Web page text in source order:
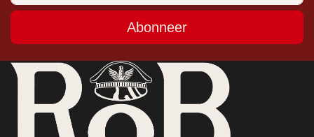
Abonneer